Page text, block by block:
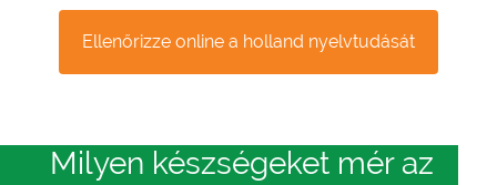
Ellenőrizze online a holland nyelvtudását
Milyen készségeket mér az